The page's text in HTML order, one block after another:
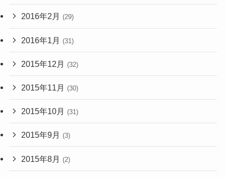
2016年2月 (29)
2016年1月 (31)
2015年12月 (32)
2015年11月 (30)
2015年10月 (31)
2015年9月 (3)
2015年8月 (2)